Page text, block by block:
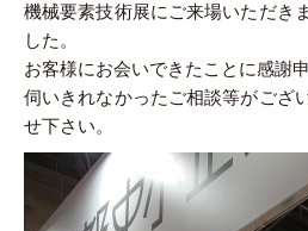
機械要素技術展にご来場いただき
した。
お客様にお会いできたことに感謝
伺いきれなかったご相談等がござ
せ下さい。